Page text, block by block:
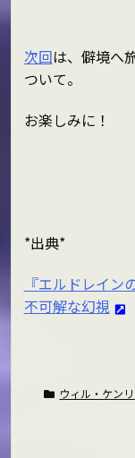
次回は、僻境へ
ついて。
お楽しみに！
*出典*
『エルドレイ
不可解な幻視
ウィル・ケン